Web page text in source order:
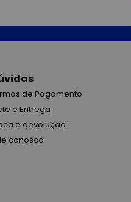
de Pagamento
e Entrega
e devolução
conosco